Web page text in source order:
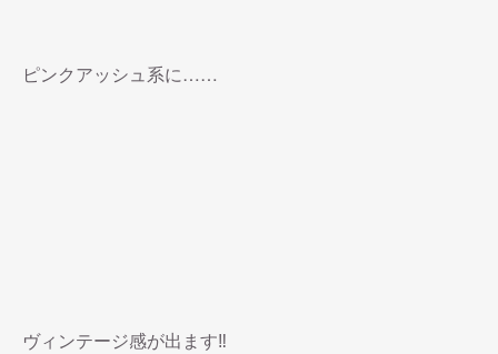
ピンクアッシュ系に……
ヴィンテージ感が出ます‼︎